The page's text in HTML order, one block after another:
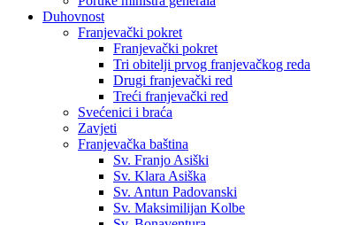
Duhovnost
Franjevački pokret
Franjevački pokret
Tri obitelji prvog franjevačkog reda
Drugi franjevački red
Treći franjevački red
Svećenici i braća
Zavjeti
Franjevačka baština
Sv. Franjo Asiški
Sv. Klara Asiška
Sv. Antun Padovanski
Sv. Maksimilijan Kolbe